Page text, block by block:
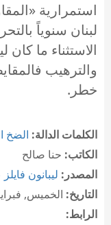
الاستثناء ما كان
والترهيب
خطر.
الكلمات الدالة: الضخ
الكاتب: حنا صالح
المصدر: ليبانون
التاريخ: الخميس, فبراير 10,
الرابط: